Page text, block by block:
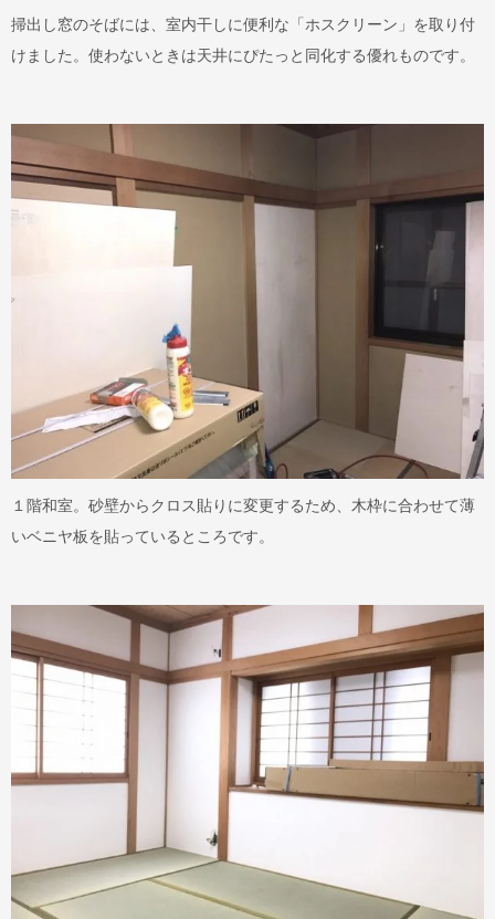
掃出し窓のそばには、室内干しに便利な「ホスクリーン」を取り付
けました。使わないときは天井にぴたっと同化する優れものです。
１階和室。砂壁からクロス貼りに変更するため、木枠に合わせて薄
いベニヤ板を貼っているところです。